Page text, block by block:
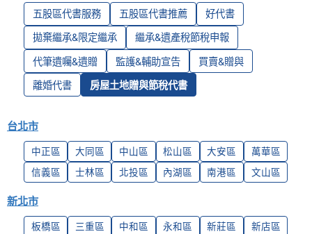
五股區代書服務 五股區代書推薦 好代書
拋棄繼承&限定繼承 繼承&遺產稅節稅申報
代筆遺囑&遺贈 監護&輔助宣告 買賣&贈與
離婚代書 房屋土地贈與節稅代書
台北市
中正區 大同區 中山區 松山區 大安區
萬華區
信義區
士林區 北投區 內湖區 南港區 文山區
新北市
板橋區 三重區 中和區 永和區 新莊區 新店區